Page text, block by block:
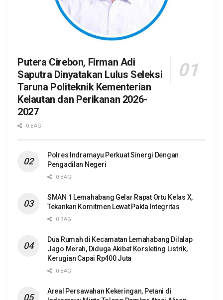
Putera Cirebon, Firman Adi
Saputra Dinyatakan Lulus Seleksi
Taruna Politeknik Kementerian
Kelautan dan Perikanan 2026-
2027
0 BAGI
Polres Indramayu Perkuat Sinergi Dengan
Pengadilan Negeri
0 BAGI
SMAN 1 Lemahabang Gelar Rapat Ortu Kelas X,
Tekankan Komitmen Lewat Pakta Integritas
0 BAGI
Dua Rumah di Kecamatan Lemahabang Dilalap
Jago Merah, Diduga Akibat Korsleting Listrik,
Kerugian Capai Rp400 Juta
0 BAGI
Areal Persawahan Kekeringan, Petani di